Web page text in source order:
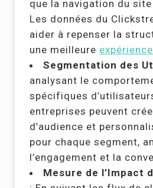
que la navigation du
Les données du
aider à repenser la
une meilleure
Segmentation des
analysant le
spécifiques
entreprises peuvent
d’audience et
pour chaque segment,
l’engagement et la
Mesure de l’Impact